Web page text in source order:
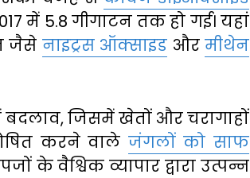
में 5.8 गीगाटन तक हो गई। यहां
जैसे नाइट्रस ऑक्साइड और मीथेन
जिसमें खेतों और चरागाहों
करने वाले जंगलों को साफ
के वैश्विक व्यापार द्वारा उत्पन्न